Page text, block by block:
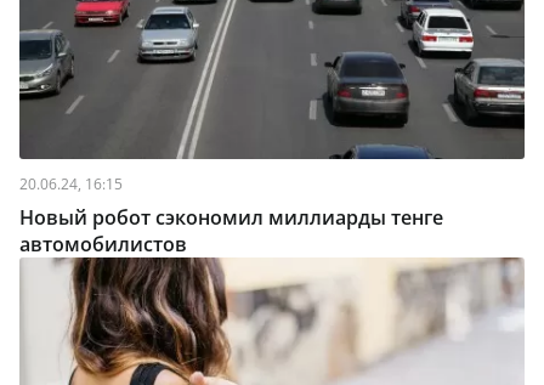
20.06.24, 16:15
Новый робот сэкономил миллиарды тенге
автомобилистов